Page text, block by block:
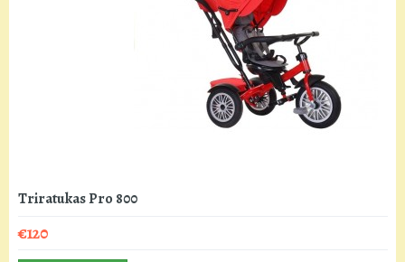
Triratukas Pro 800
€120